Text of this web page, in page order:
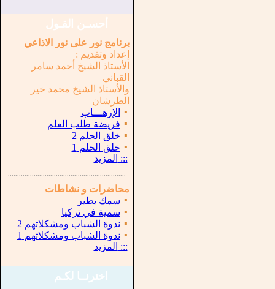
أحسـن القـول
برنامج نور على نور الاذاعي
إعداد وتقديم :
الأستاذ الشيخ أحمد سامر
القباني
والأستاذ الشيخ محمد خير
الطرشان
▪
الإرهـــاب
▪ فريضة طلب العلم
▪ خلق الحلم 2
▪ خلق الحلم 1
::: المزيد
محاضرات و نشاطات
▪ سمك يطير
▪ سمية في تركيا
▪ ندوة الشباب ومشكلاتهم 2
▪ ندوة الشباب ومشكلاتهم 1
::: المزيد
اخترنــا لكـم